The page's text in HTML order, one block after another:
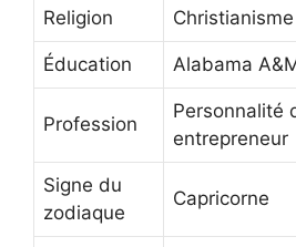
Religion Christianisme
Éducation Alabama
Profession
Personnalité
entrepreneur
Signe du
zodiaque
Capricorne